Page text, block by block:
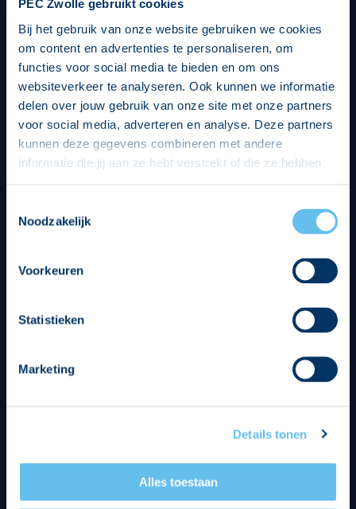
PEC Zwolle gebruikt cookies
Bij het gebruik van onze website gebruiken we cookies
om content en advertenties te personaliseren, om
functies voor social media te bieden en om ons
websiteverkeer te analyseren. Ook kunnen we informatie
delen over jouw gebruik van onze site met onze partners
voor social media, adverteren en analyse. Deze partners
kunnen deze gegevens combineren met andere
informatie die jij aan ze hebt verstrekt of die ze hebben
op een veilige en integere wijze. Je kunt je toestemming
beheren op de privacy- en cookieverklaring pagina.
Noodzakelijk
Voorkeuren
Statistieken
Marketing
Details tonen
Alles toestaan